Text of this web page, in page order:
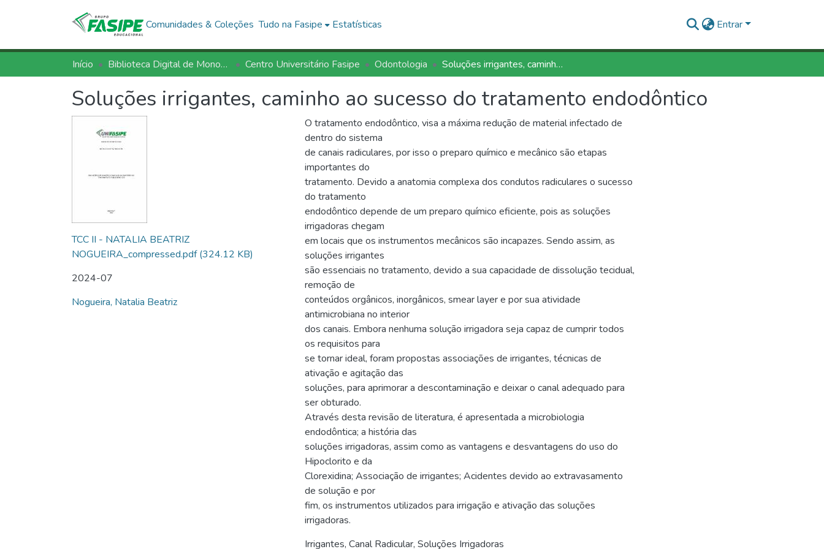
Comunidades & Coleções Tudo na Fasipe Estatísticas Entrar
Início Biblioteca Digital de Monografias - BDM/FASIPE Centro Universitário Fasipe Odontologia Soluções irrigantes, caminho ao sucesso do tratamento endodôntico
Soluções irrigantes, caminho ao sucesso do tratamento endodôntico
TCC II - NATALIA BEATRIZ
NOGUEIRA_compressed.pdf(324.12 KB)
2024-07
Nogueira, Natalia Beatriz
O tratamento endodôntico, visa a máxima redução de material infectado de
dentro do sistema
de canais radiculares, por isso o preparo químico e mecânico são etapas
importantes do
tratamento. Devido a anatomia complexa dos condutos radiculares o sucesso
do tratamento
endodôntico depende de um preparo químico eficiente, pois as soluções
irrigadoras chegam
em locais que os instrumentos mecânicos são incapazes. Sendo assim, as
soluções irrigantes
são essenciais no tratamento, devido a sua capacidade de dissolução tecidual,
remoção de
conteúdos orgânicos, inorgânicos, smear layer e por sua atividade
antimicrobiana no interior
dos canais. Embora nenhuma solução irrigadora seja capaz de cumprir todos
os requisitos para
se tornar ideal, foram propostas associações de irrigantes, técnicas de
ativação e agitação das
soluções, para aprimorar a descontaminação e deixar o canal adequado para
ser obturado.
Através desta revisão de literatura, é apresentada a microbiologia
endodôntica; a história das
soluções irrigadoras, assim como as vantagens e desvantagens do uso do
Hipoclorito e da
Clorexidina; Associação de irrigantes; Acidentes devido ao extravasamento
de solução e por
fim, os instrumentos utilizados para irrigação e ativação das soluções
irrigadoras.
Irrigantes, Canal Radicular, Soluções Irrigadoras